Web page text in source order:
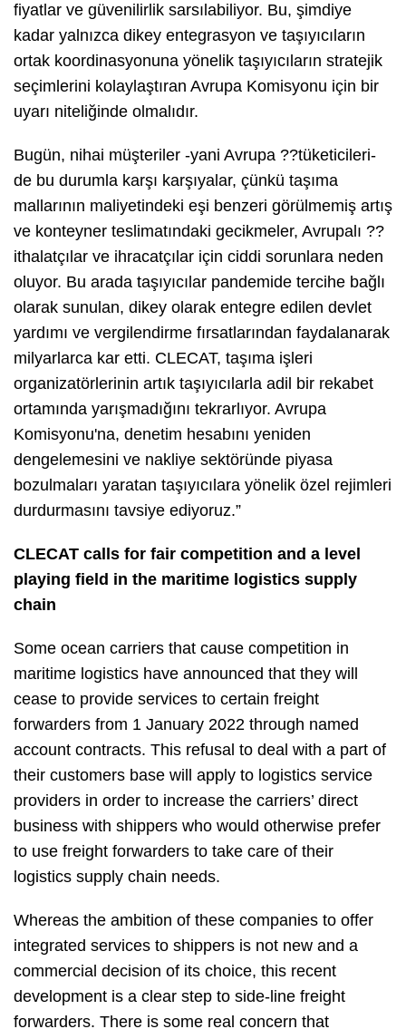
fiyatlar ve güvenilirlik sarsılabiliyor. Bu, şimdiye
kadar yalnızca dikey entegrasyon ve taşıyıcıların
ortak koordinasyonuna yönelik taşıyıcıların stratejik
seçimlerini kolaylaştıran Avrupa Komisyonu için bir
uyarı niteliğinde olmalıdır.
Bugün, nihai müşteriler -yani Avrupa ??tüketicileri-
de bu durumla karşı karşıyalar, çünkü taşıma
mallarının maliyetindeki eşi benzeri görülmemiş artış
ve konteyner teslimatındaki gecikmeler, Avrupalı ??
ithalatçılar ve ihracatçılar için ciddi sorunlara neden
oluyor. Bu arada taşıyıcılar pandemide tercihe bağlı
olarak sunulan, dikey olarak entegre edilen devlet
yardımı ve vergilendirme fırsatlarından faydalanarak
milyarlarca kar etti. CLECAT, taşıma işleri
organizatörlerinin artık taşıyıcılarla adil bir rekabet
ortamında yarışmadığını tekrarlıyor. Avrupa
Komisyonu'na, denetim hesabını yeniden
dengelemesini ve nakliye sektöründe piyasa
bozulmaları yaratan taşıyıcılara yönelik özel rejimleri
durdurmasını tavsiye ediyoruz.”
CLECAT calls for fair competition and a level
playing field in the maritime logistics supply
chain
Some ocean carriers that cause competition in
maritime logistics have announced that they will
cease to provide services to certain freight
forwarders from 1 January 2022 through named
account contracts. This refusal to deal with a part of
their customers base will apply to logistics service
providers in order to increase the carriers’ direct
business with shippers who would otherwise prefer
to use freight forwarders to take care of their
logistics supply chain needs.
Whereas the ambition of these companies to offer
integrated services to shippers is not new and a
commercial decision of its choice, this recent
development is a clear step to side-line freight
forwarders. There is some real concern that